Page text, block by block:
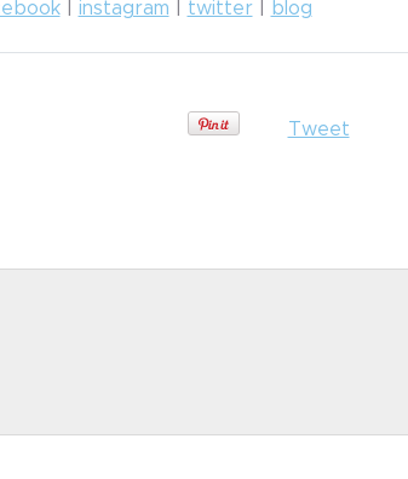
| instagram twitter| blog
Tweet